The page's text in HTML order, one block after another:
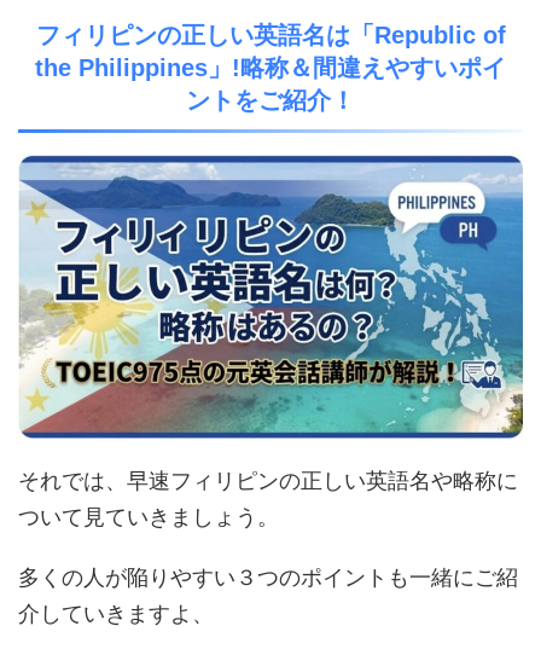
フィリピンの正しい英語名は「Republic of
the Philippines」!略称＆間違えやすいポイ
ントをご紹介！
それでは、早速フィリピンの正しい英語名や略称に
ついて見ていきましょう。
多くの人が陥りやすい３つのポイントも一緒にご紹
介していきますよ、